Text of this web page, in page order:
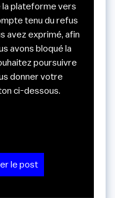
la plateforme vers
tenu du refus
avez exprimé, afin
avons bloqué la
poursuivre
donner votre
ci-dessous.
le post